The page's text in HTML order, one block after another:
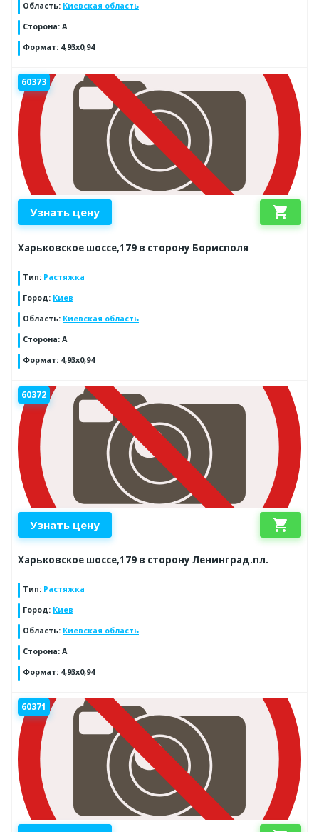
Область: Киевская область
Сторона: A
Формат: 4,93x0,94
60373
Узнать цену shopping_cart
Харьковское шоссе,179 в сторону Борисполя
Тип: Растяжка
Город: Киев
Область: Киевская область
Сторона: A
Формат: 4,93x0,94
60372
Узнать цену shopping_cart
Харьковское шоссе,179 в сторону Ленинград.пл.
Тип: Растяжка
Город: Киев
Область: Киевская область
Сторона: A
Формат: 4,93x0,94
60371